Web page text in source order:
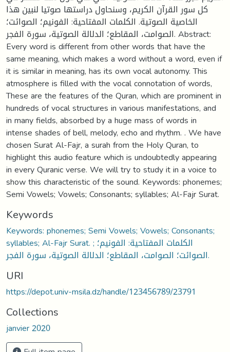
كل سور القرآن الكريم، وسنحاول دراستها صوتيا لنبين هذا
الخاصية الصوتية. الكلمات المفتاحية: الفونيم؛ الصوائت؛
الصوامت، المقاطع؛ الدلالة الصوتية، سورة الفجر. Abstract:
Every word is different from other words that have the
same meaning, which makes a word without a word, even if
it is similar in meaning, has its own vocal autonomy. This
atmosphere is filled with the vocal connotation of words,
These are the features of the Quran, which are prominent in
hundreds of vocal structures in various manifestations, and
in many fields, absorbed by a huge mass of words in
intense shades of bell, melody, echo and rhythm. . We have
chosen Surat Al-Fajr, a surah from the Holy Quran, to
highlight this audio feature which is undoubtedly appearing
in every Quranic verse. We will try to study it in a voice to
show this characteristic of the sound. Keywords: phonemes;
Semi Vowels; Vowels; Consonants; syllables; Al-Fajr Surat.
Keywords
Keywords: phonemes; Semi Vowels; Vowels; Consonants;
syllables; Al-Fajr Surat. ; الكلمات المفتاحية: الفونيم؛
الصوائت؛ الصوامت، المقاطع؛ الدلالة الصوتية، سورة الفجر.
URI
https://depot.univ-msila.dz/handle/123456789/23791
Collections
janvier 2020